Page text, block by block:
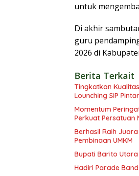
untuk
Di akhir
guru
2026 di
Berita Terkait
Tingkatkan
Lounching SIP Pintar
Momentum
Perkuat Persatuan
Berhasil Raih
Pembinaan UMKM
Bupati Barito
Hadiri Parade